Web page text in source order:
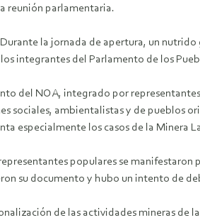
reunión parlamentaria.
la jornada de apertura, un
integrantes del Parlamento de los
del NOA, integrado por
sociales, ambientalistas y de pueblos
especialmente los casos de la Minera
populares se
su documento y hubo un intento de
de las actividades mineras de